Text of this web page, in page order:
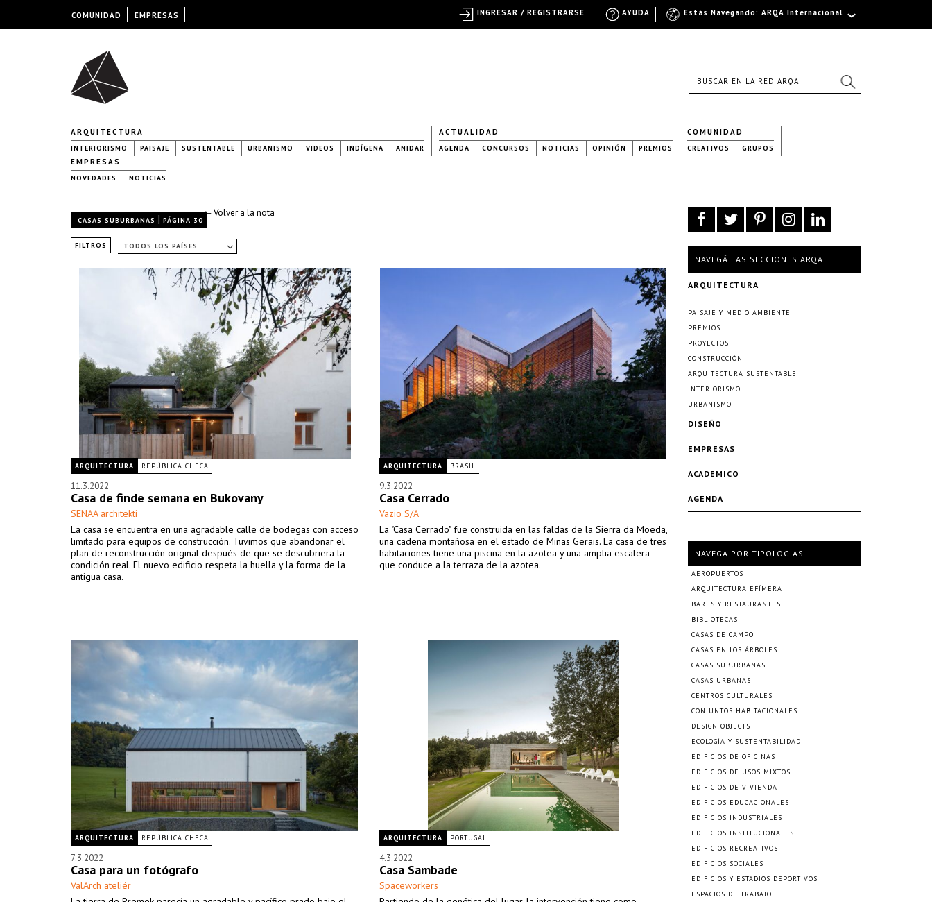
ARQUITECTURA
INTERIORISMO PAISAJE SUSTENTABLE URBANISMO VIDEOS INDÍGENA ANIDAR
ACTUALIDAD
AGENDA CONCURSOS NOTICIAS OPINIÓN PREMIOS
COMUNIDAD
CREATIVOS GRUPOS
EMPRESAS
NOVEDADES NOTICIAS
← Volver a la nota
CASAS SUBURBANAS | PÁGINA 30
FILTROS TODOS LOS PAÍSES
ARQUITECTURA REPÚBLICA CHECA
11.3.2022
Casa de finde semana en Bukovany
SENAA architekti
La casa se encuentra en una agradable calle de bodegas con acceso
limitado para equipos de construcción. Tuvimos que abandonar el
plan de reconstrucción original después de que se descubriera la
condición real. El nuevo edificio respeta la huella y la forma de la
antigua casa.
ARQUITECTURA BRASIL
9.3.2022
Casa Cerrado
Vazio S/A
La "Casa Cerrado" fue construida en las faldas de la Sierra da Moeda,
una cadena montañosa en el estado de Minas Gerais. La casa de tres
habitaciones tiene una piscina en la azotea y una amplia escalera
que conduce a la terraza de la azotea.
ARQUITECTURA REPÚBLICA CHECA
7.3.2022
Casa para un fotógrafo
ValArch ateliér
ARQUITECTURA PORTUGAL
4.3.2022
Casa Sambade
Spaceworkers
NAVEGÁ LAS SECCIONES ARQA
ARQUITECTURA
PAISAJE Y MEDIO AMBIENTE
PREMIOS
PROYECTOS
CONSTRUCCIÓN
ARQUITECTURA SUSTENTABLE
INTERIORISMO
URBANISMO
DISEÑO
EMPRESAS
ACADÉMICO
AGENDA
NAVEGÁ POR TIPOLOGÍAS
AEROPUERTOS
ARQUITECTURA EFÍMERA
BARES Y RESTAURANTES
BIBLIOTECAS
CASAS DE CAMPO
CASAS EN LOS ÁRBOLES
CASAS SUBURBANAS
CASAS URBANAS
CENTROS CULTURALES
CONJUNTOS HABITACIONALES
DESIGN OBJECTS
ECOLOGÍA Y SUSTENTABILIDAD
EDIFICIOS DE OFICINAS
EDIFICIOS DE USOS MIXTOS
EDIFICIOS DE VIVIENDA
EDIFICIOS EDUCACIONALES
EDIFICIOS INDUSTRIALES
EDIFICIOS INSTITUCIONALES
EDIFICIOS RECREATIVOS
EDIFICIOS SOCIALES
EDIFICIOS Y ESTADIOS DEPORTIVOS
ESPACIOS DE TRABAJO
COMUNIDAD EMPRESAS Estás Navegando: ARQA Internacional
AYUDA
INGRESAR / REGISTRARSE